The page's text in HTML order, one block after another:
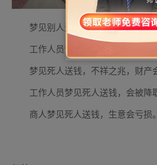
梦见别人送钱，不祥之兆，财产会
工作人员梦见别人送钱，会被降
梦见死人送钱，不祥之兆，财产会
工作人员梦见死人送钱，会被降
商人梦见死人送钱，生意会亏损。